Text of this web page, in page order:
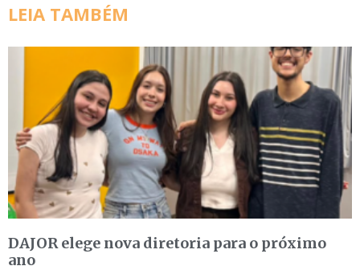
LEIA TAMBÉM
DAJOR elege nova diretoria para o próximo
ano